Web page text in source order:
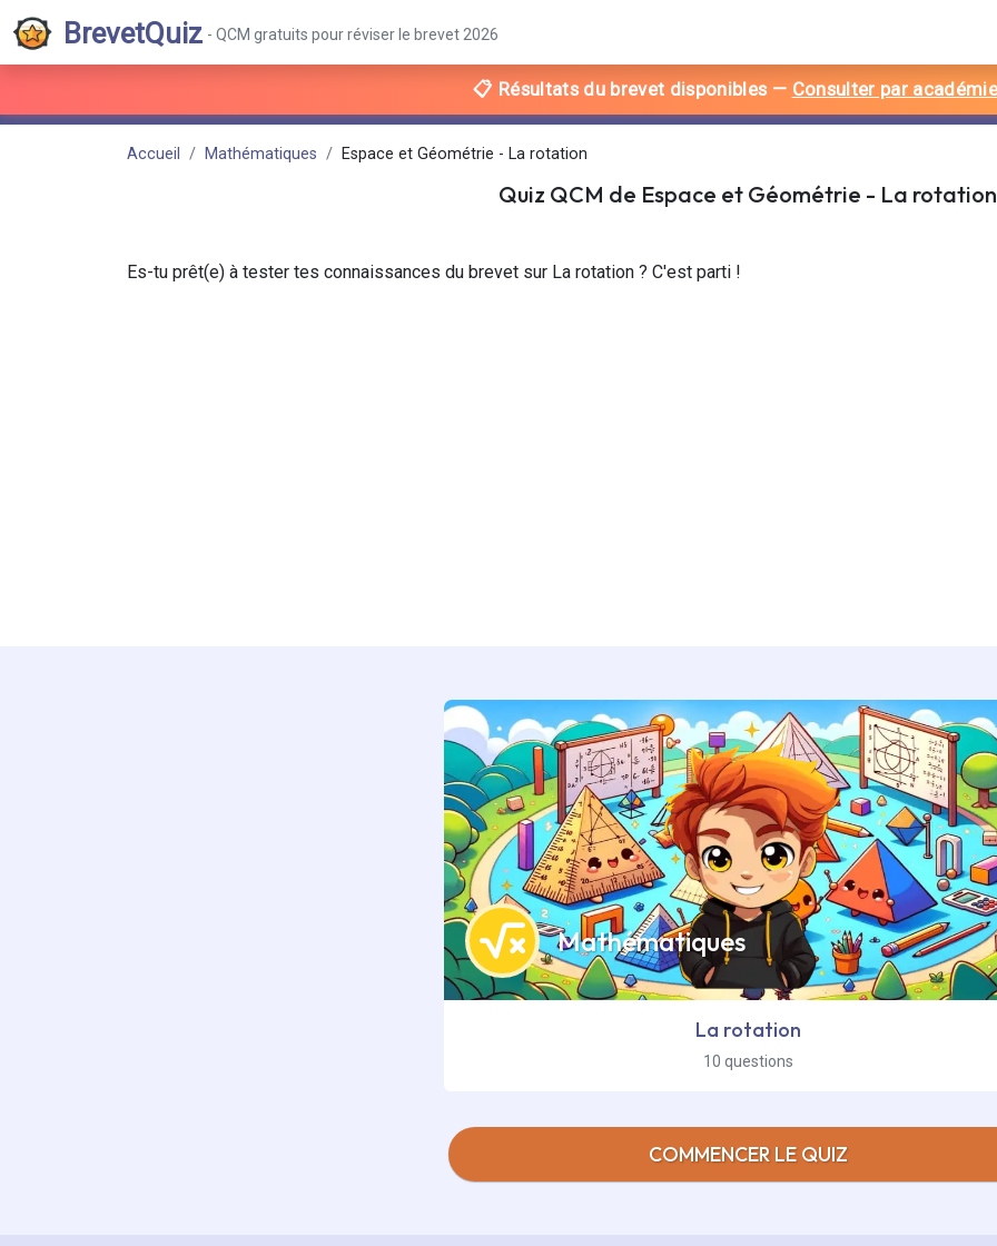
BrevetQuiz - QCM gratuits pour réviser le brevet 2026
📋 Résultats du brevet disponibles— Consulter par
Accueil Mathématiques Espace et Géométrie - La rotation
Quiz QCM de Espace et Géométrie - La rotation
Es-tu prêt(e) à tester tes connaissances du brevet sur La rotation ? C'est parti !
Mathématiques
La rotation
10 questions
COMMENCER LE QUIZ